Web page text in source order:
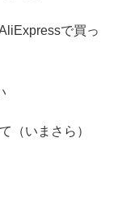
で買っ
（いまさら）